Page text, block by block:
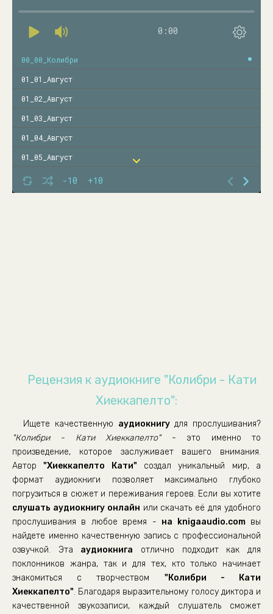
0:00
-10 +10
00_00_Колибри
01_01_Август
01_02_Август
01_03_Август
01_04_Август
01_05_Август
01_06_Август
01_07_Август
02_19_Сентябрь
02_20_Сентябрь
02_21_Сентябрь
02_23_Сентябрь
02_24_Сентябрь
02_25_Сентябрь
02_26_Сентябрь
02_28_Сентябрь
Рецензия к аудиокниге "Колибри - Кати
Хиеккапелто":
Ищете качественную аудиокнигудля прослушивания?
"Колибри - Кати Хиеккапелто"- это именно то
произведение, которое заслуживает вашего внимания.
Автор"Хиеккапелто Кати" создал уникальный мир, а
формат аудиокниги позволяет максимально глубоко
погрузиться в сюжет и переживания героев. Если вы хотите
слушать аудиокнигу онлайн или скачать её для удобного
прослушивания в любое время - на knigaaudio.comвы
найдете именно качественную запись с профессиональной
озвучкой. Эта аудиокнига отлично подходит как для
поклонников жанра, так и для тех, кто только начинает
знакомиться с творчеством "Колибри - Кати
Хиеккапелто". Благодаря выразительному голосу диктора и
качественной звукозаписи, каждый слушатель сможет